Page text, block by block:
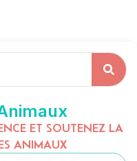
ET SOUTENEZ LA
ANIMAUX